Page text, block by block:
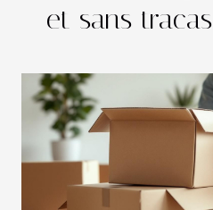
et sans tracas